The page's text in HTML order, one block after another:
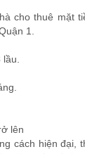
cho thuê mặt
1.
lầu.
lên
cách hiện đại,